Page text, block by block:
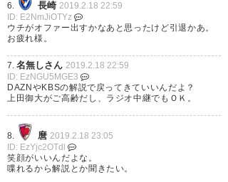
— かれん (r1e1n0c7a)2019, 2
月 18
大剛本当にありがとう‼️
— のびー (Novurin893)
月 18
6. 長崎 2019.2.18 22:59
ID: E2NmJiOTYz
ウチがオファー出すかなあと思ったけど引退かあ。
お疲れ様。
7. 名無しさん 2019.2.18 22:59
ID: EzNGU5MGE3
DAZNやKBSの解説で戻ってきていいんだよ？
上田御大がご高齢だし、ラジオ中継でもＯＫ。
8. 麿 2019.2.18 23:05
ID: EzYjc2OTdl
笑顔がいいんだよな。
喋れるから解説とか聞きたい。